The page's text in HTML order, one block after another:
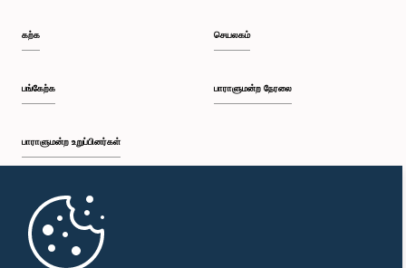
கற்க
பங்கேற்க
பாராளுமன்ற உறுப்பினர்கள்
முதற்பக்கம்
செயலகம்
பாராளுமன்ற நேரலை